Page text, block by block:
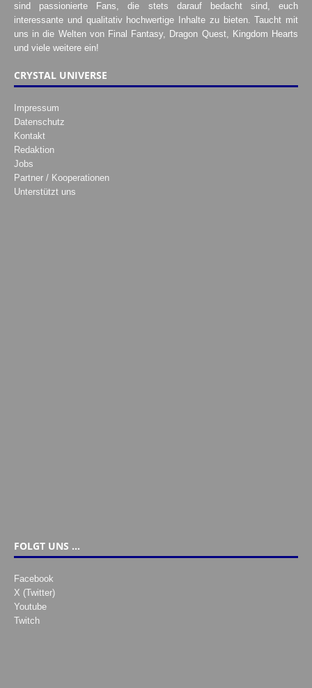
sind passionierte Fans, die stets darauf bedacht sind, euch
interessante und qualitativ hochwertige Inhalte zu bieten. Taucht mit
uns in die Welten von Final Fantasy, Dragon Quest, Kingdom Hearts
und viele weitere ein!
CRYSTAL UNIVERSE
Impressum
Datenschutz
Kontakt
Redaktion
Jobs
Partner / Kooperationen
Unterstützt uns
FOLGT UNS …
Facebook
X (Twitter)
Youtube
Twitch